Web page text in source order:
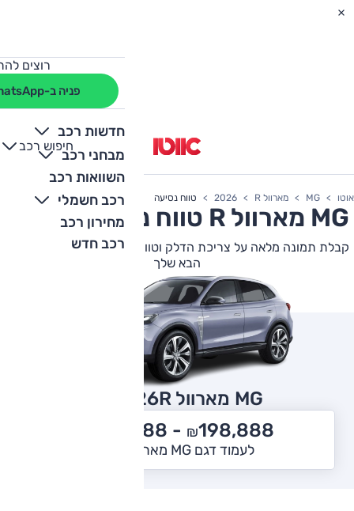
רוצים
פניה ב-WhatsApp
חדשות רכב
מבחני רכב
השוואות רכב
רכב חשמלי
מחירון רכב
רכב חדש
חיפוש רכב
+
-
אוטו MG מארוול R 2026 טווח נסיעה
MG מארוול R טווח נסיעה חשמלי
הבא שלך
MG מארוול R 2026
₪198,888 -
214,888
לעמוד דגם MG מארוול R